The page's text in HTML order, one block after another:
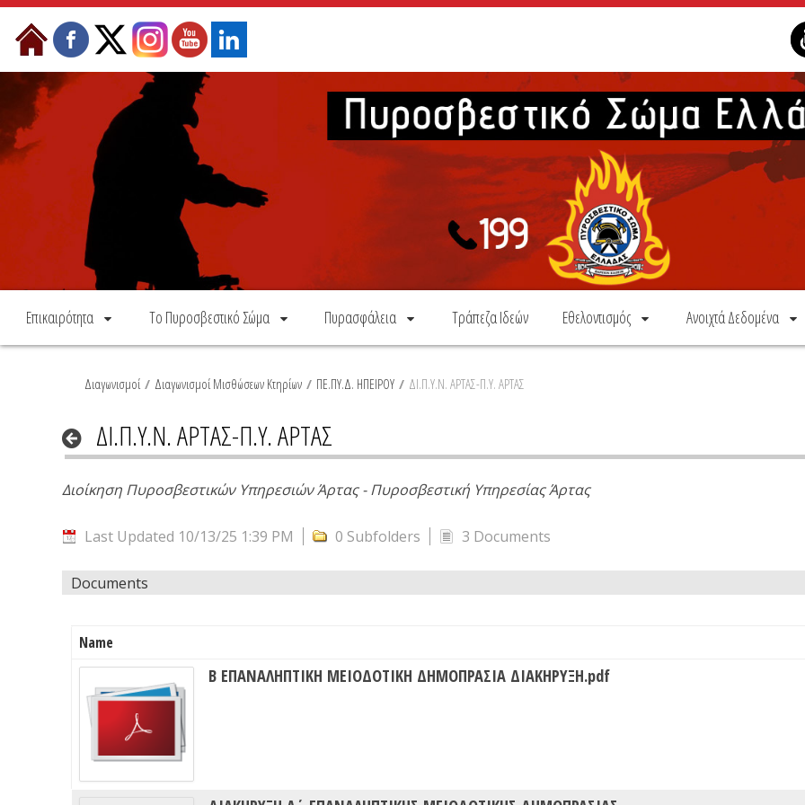
Skip to Content
Επικαιρότητα Το Πυροσβεστικό Σώμα Πυρασφάλεια Τράπεζα Ιδεών Εθελοντισμός Ανοιχτά Δεδομένα
Διαγωνισμοί / Διαγωνισμοί Μισθώσεων Κτηρίων / ΠΕ.ΠΥ.Δ. ΗΠΕΙΡΟΥ / ΔΙ.Π.Υ.Ν. ΑΡΤΑΣ-Π.Υ. ΑΡΤΑΣ
ΔΙ.Π.Υ.Ν. ΑΡΤΑΣ-Π.Υ. ΑΡΤΑΣ
Διοίκηση Πυροσβεστικών Υπηρεσιών Άρτας - Πυροσβεστική Υπηρεσίας Άρτας
Last Updated 10/13/25 1:39 PM 0 Subfolders 3 Documents
Documents
Name
Β ΕΠΑΝΑΛΗΠΤΙΚΗ ΜΕΙΟΔΟΤΙΚΗ ΔΗΜΟΠΡΑΣΙΑ ΔΙΑΚΗΡΥΞΗ.pdf